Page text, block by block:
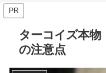
PR
ターコイズ本
の注意点